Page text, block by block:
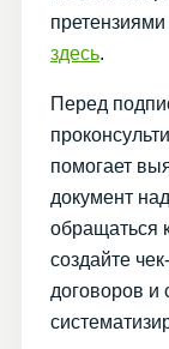
претензиями
здесь.
Перед
помогает
документ
обращаться
создайте
договоров и